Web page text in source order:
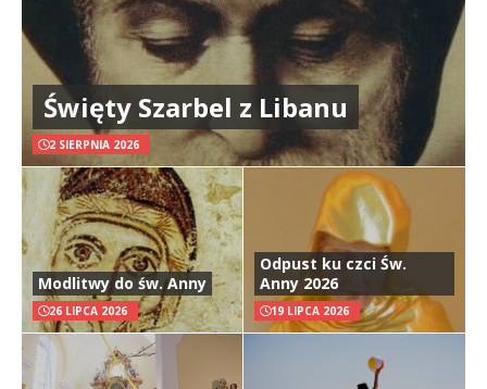
Święty Szarbel z Libanu
2 SIERPNIA 2026
Modlitwy do św. Anny
26 LIPCA 2026
Odpust ku czci Św.
Anny 2026
19 LIPCA 2026